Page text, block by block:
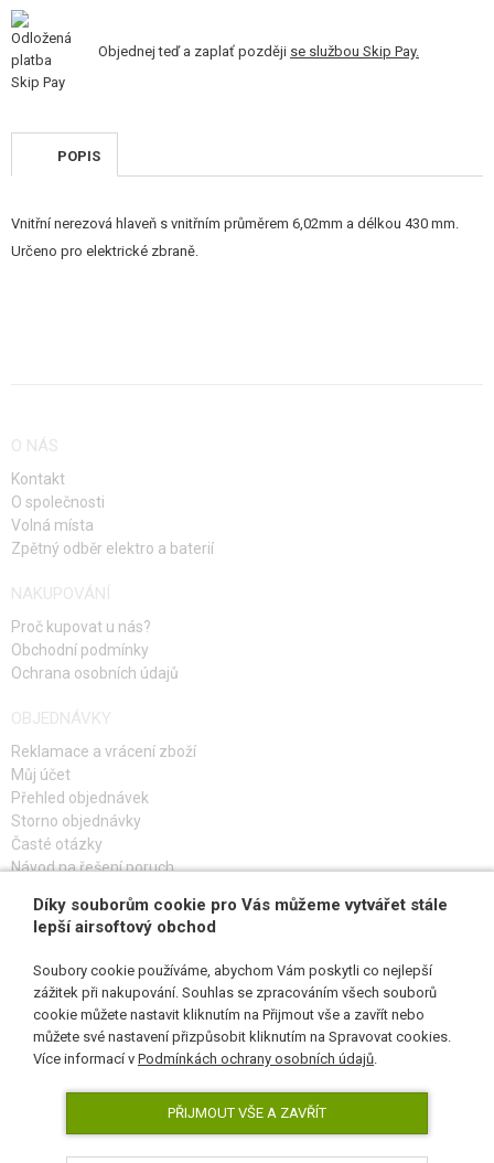
TERČE, STŘELNICE
OUTDOOR A BUSHCRAFT
JÍDLO
KONTAKT
Objednej teď a zaplať později se službou Skip Pay.
POPIS
Vnitřní nerezová hlaveň s vnitřním průměrem 6,02mm a délkou 430 mm.
Určeno pro elektrické zbraně.
O NÁS
Kontakt
O společnosti
Volná místa
Zpětný odběr elektro a baterií
NAKUPOVÁNÍ
Proč kupovat u nás?
Obchodní podmínky
Ochrana osobních údajů
OBJEDNÁVKY
Reklamace a vrácení zboží
Můj účet
Přehled objednávek
Storno objednávky
Časté otázky
Návod na řešení poruch
PŘIHLAŠ SE K ODBĚRU
SLEDUJ NÁS
Díky souborům cookie pro Vás můžeme vytvářet stále
lepší airsoftový obchod
Soubory cookie používáme, abychom Vám poskytli co nejlepší
zážitek při nakupování. Souhlas se zpracováním všech souborů
cookie můžete nastavit kliknutím na Přijmout vše a zavřít nebo
můžete své nastavení přizpůsobit kliknutím na Spravovat cookies.
Více informací v Podmínkách ochrany osobních údajů.
PŘIJMOUT VŠE A ZAVŘÍT